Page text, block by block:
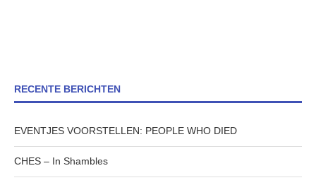
RECENTE BERICHTEN
EVENTJES VOORSTELLEN: PEOPLE WHO DIED
CHES – In Shambles